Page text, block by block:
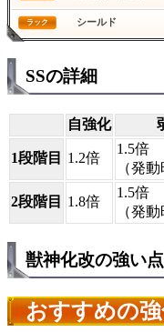
ラック シールド
SSの詳細
自強化
1段階目 1.2倍
1.5倍
（発
2段階目 1.8倍
1.5倍
（発
獣神化改の強い
おすすめの